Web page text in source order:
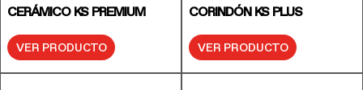
CERÁMICO KS PREMIUM
VER PRODUCTO
CORINDÓN KS PLUS
VER PRODUCTO